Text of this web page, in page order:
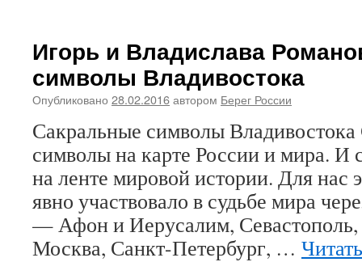
магистр
теологии:
«Необходимо
явить
духа
в
союзе
мира»
Игорь и Владислава
символы Владивостока
Опубликовано 28.02.2016автором Берег России
Сакральные символы
символы на карте России и мира. И
на ленте мировой истории. Для нас
явно участвовало в судьбе мира
— Афон и Иерусалим,
Москва, Санкт-Петербург, …